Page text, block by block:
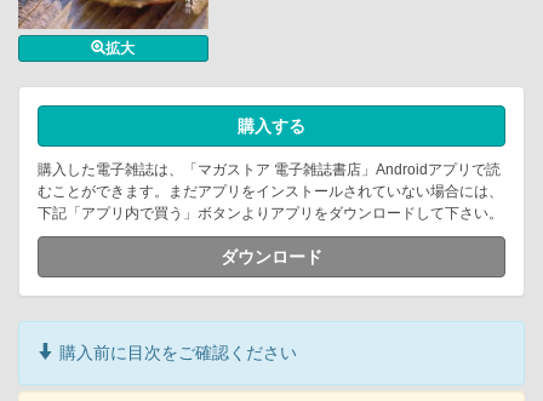
拡大
購入する
購入した電子雑誌は、「マガストア 電子雑誌書店」Androidアプリで読
むことができます。まだアプリをインストールされていない場合には、
下記「アプリ内で買う」ボタンよりアプリをダウンロードして下さい。
ダウンロード
購入前に目次をご確認ください